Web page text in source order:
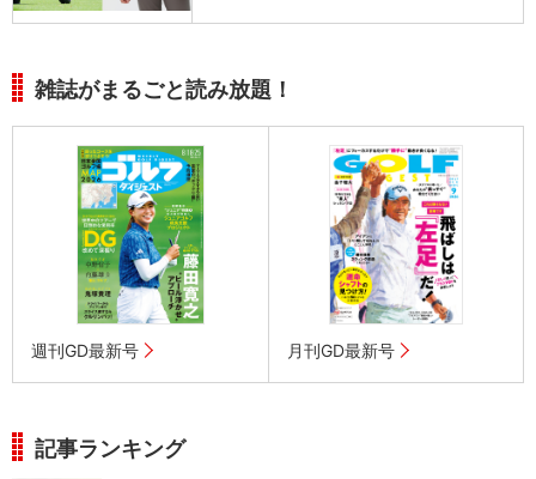
雑誌がまるごと読み放題！
週刊GD最新号 月刊GD最新号
記事ランキング